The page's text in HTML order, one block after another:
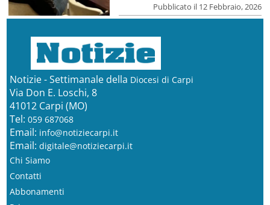
Pubblicato il 12 Febbraio, 2026
Notizie - Settimanale della Diocesi di Carpi
Via Don E. Loschi, 8
41012 Carpi (MO)
Tel: 059 687068
Email: info@notiziecarpi.it
Email: digitale@notiziecarpi.it
Chi Siamo
Contatti
Abbonamenti